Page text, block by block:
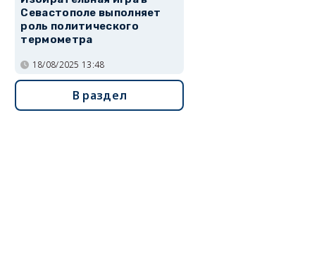
Севастополе выполняет
роль политического
термометра
18/08/2025 13:48
В раздел